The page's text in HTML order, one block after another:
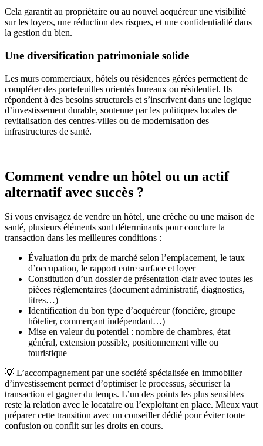
Cela garantit au propriétaire ou au nouvel acquéreur une visibilité
sur les loyers, une réduction des risques, et une confidentialité dans
la gestion du bien.
Une diversification patrimoniale solide
Les murs commerciaux, hôtels ou résidences gérées permettent de
compléter des portefeuilles orientés bureaux ou résidentiel. Ils
répondent à des besoins structurels et s’inscrivent dans une logique
d’investissement durable, soutenue par les politiques locales de
revitalisation des centres-villes ou de modernisation des
infrastructures de santé.
Comment vendre un hôtel ou un actif
alternatif avec succès ?
Si vous envisagez de vendre un hôtel, une crèche ou une maison de
santé, plusieurs éléments sont déterminants pour conclure la
transaction dans les meilleures conditions :
Évaluation du prix de marché selon l’emplacement, le taux
d’occupation, le rapport entre surface et loyer
Constitution d’un dossier de présentation clair avec toutes les
pièces réglementaires (document administratif, diagnostics,
titres…)
Identification du bon type d’acquéreur (foncière, groupe
hôtelier, commerçant indépendant…)
Mise en valeur du potentiel : nombre de chambres, état
général, extension possible, positionnement ville ou
touristique
💡 L’accompagnement par une société spécialisée en immobilier
d’investissement permet d’optimiser le processus, sécuriser la
transaction et gagner du temps. L’un des points les plus sensibles
reste la relation avec le locataire ou l’exploitant en place. Mieux vaut
préparer cette transition avec un conseiller dédié pour éviter toute
confusion ou conflit sur les droits en cours.